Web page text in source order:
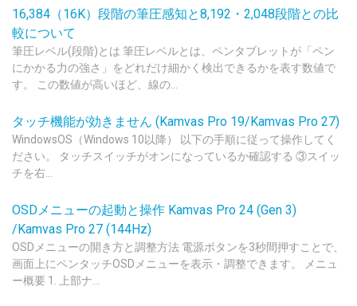
16,384（16K）段階の筆圧感知と8,192・2,048段階との比
較について
筆圧レベル(段階)とは 筆圧レベルとは、ペンタブレットが「ペン
にかかる力の強さ」をどれだけ細かく検出できるかを表す数値で
す。 この数値が高いほど、線の...
タッチ機能が効きません (Kamvas Pro 19/Kamvas Pro 27)
WindowsOS（Windows 10以降） 以下の手順に従って操作してく
ださい。 タッチスイッチがオンになっているか確認する ③スイッ
チを右...
OSDメニューの起動と操作 Kamvas Pro 24 (Gen 3)
/Kamvas Pro 27 (144Hz)
OSDメニューの開き方と調整方法 電源ボタンを3秒間押すことで、
画面上にペンタッチOSDメニューを表示・調整できます。 メニュ
ー概要 1. 上部ナ...